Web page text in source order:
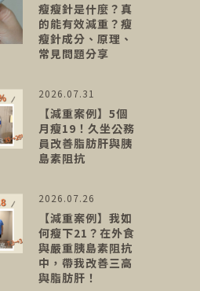
瘦瘦針是什麼？真
的能有效減重？瘦
瘦針成分、原理、
常見問題分享
【減重案例】5個
月瘦19！久坐公務
員改善脂肪肝與胰
島素阻抗
2026.07.31
【減重案例】我如
何瘦下21？在外食
與嚴重胰島素阻抗
中，帶我改善三高
與脂肪肝！
2026.07.26